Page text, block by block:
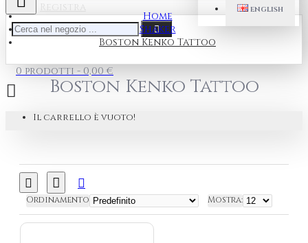
Registra ENGLISH
0 prodotti - 0,00 €
Il carrello è vuoto!
Home
Shaker
Boston Kenko Tattoo
Boston Kenko Tattoo
Ordinamento Mostra: